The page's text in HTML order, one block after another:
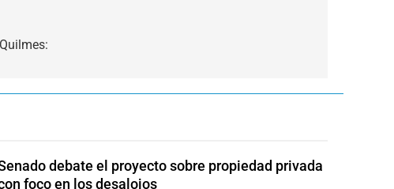
debate el proyecto sobre propiedad privada
foco en los desalojos